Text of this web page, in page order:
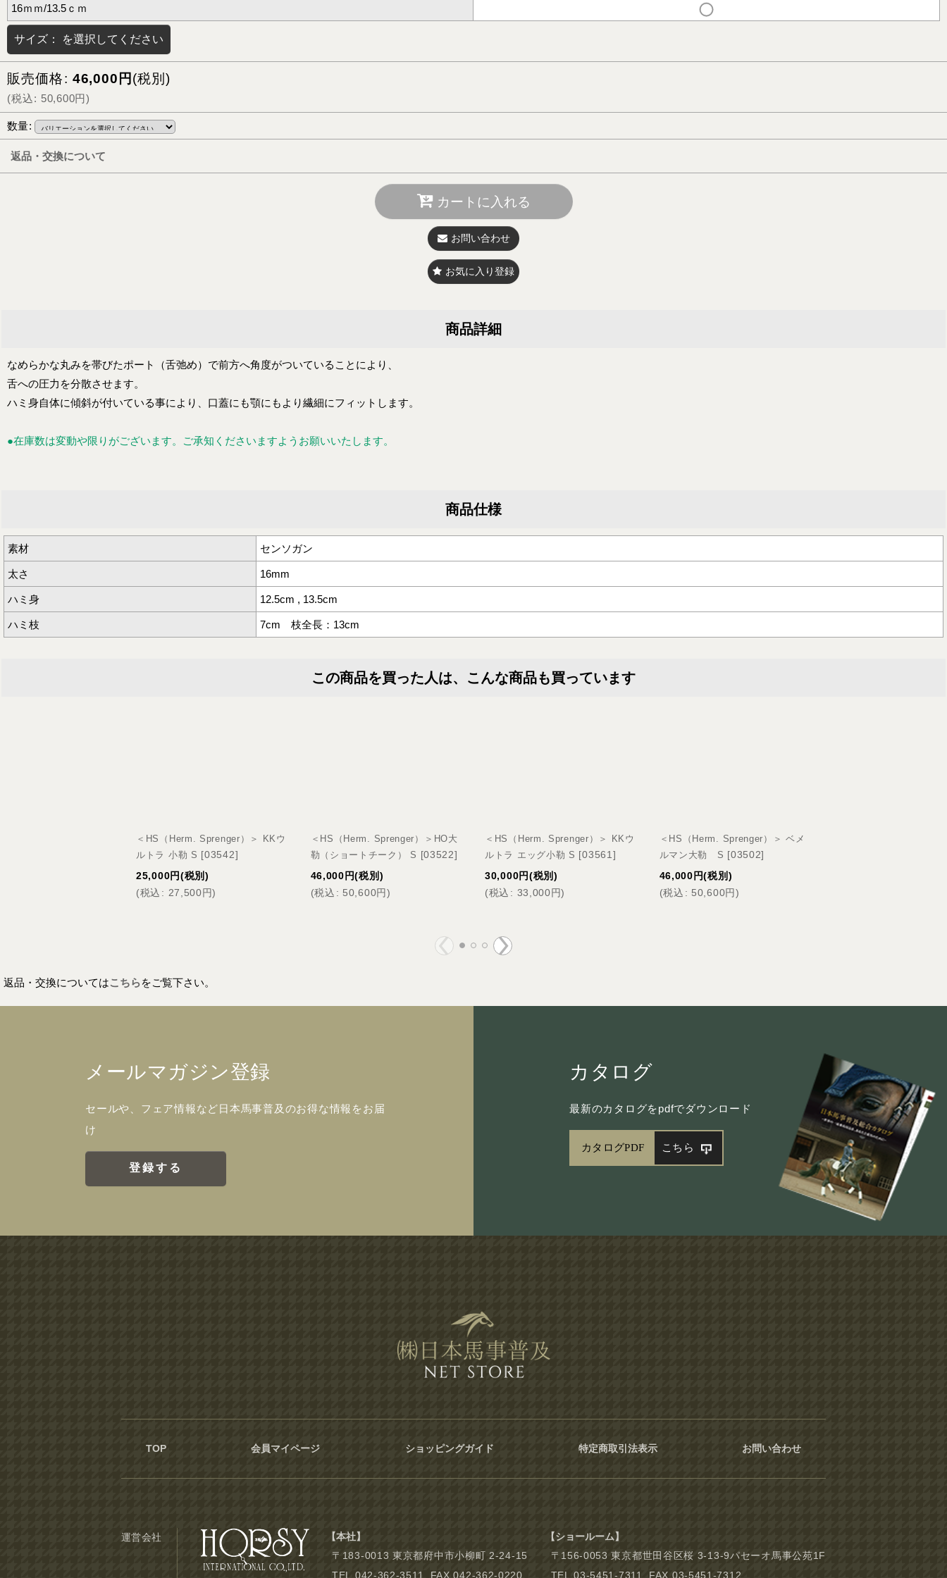
16ｍｍ/13.5ｃｍ
サイズ： を選択してください
販売価格: 46,000 円 (税別)
(税込: 50,600円)
数量:
返品・交換について
カートに入れる
お問い合わせ
お気に入り登録
商品詳細
なめらかな丸みを帯びたポート（舌弛め）で前方へ角度がついていることにより、
舌への圧力を分散させます。
ハミ身自体に傾斜が付いている事により、口蓋にも顎にもより繊細にフィットします。
●在庫数は変動や限りがございます。ご承知くださいますようお願いいたします。
商品仕様
素材 センソガン
太さ 16mm
ハミ身 12.5cm , 13.5cm
ハミ枝 7cm 枝全長：13cm
この商品を買った人は、こんな商品も買っています
＜HS（Herm. Sprenger）＞ KKウ
ルトラ 小勒 S [03542]
25,000円(税別)
(税込 : 27,500円)
＜HS（Herm. Sprenger）＞HO大
勒（ショートチーク） S [03522]
46,000 円(税別)
(税込 : 50,600円)
＜HS（Herm. Sprenger）＞ KKウ
ルトラ エッグ小勒 S [03561 ]
30,000円(税別)
(税込 : 33,000円)
＜HS（Herm. Sprenger）＞ ベメ
ルマン大勒 S [03502]
46,000 円(税別)
(税込 : 50,600円)
返品・交換についてはこちらをご覧下さい。
メールマガジン登録
セールや、フェア情報など日本馬事普及のお得な情報をお届
け
登録する
カタログ
最新のカタログをpdfでダウンロード
カタログPDF こちら
TOP 会員マイページ ショッピングガイド 特定商取引法表示 お問い合わせ
運営会社
【本社】
〒183-0013 東京都府中市小柳町 2-24-15
TEL.042-362-3511 FAX.042-362-0220
【ショールーム】
〒156-0053 東京都世田谷区桜 3-13-9パセーオ馬事公苑1F
TEL.03-5451-7311 FAX.03-5451-7312